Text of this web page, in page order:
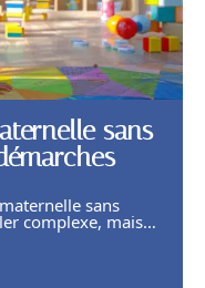
sans
sans
complexe, mais…